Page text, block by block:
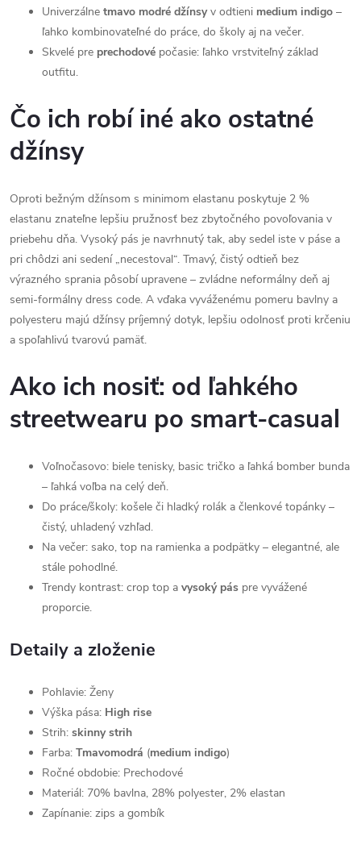
Univerzálne tmavo modré džínsyv odtieni medium indigo –
ľahko kombinovateľné do práce, do školy aj na večer.
Skvelé pre prechodové počasie: ľahko vrstviteľný základ
outfitu.
Čo ich robí iné ako ostatné
džínsy
Oproti bežným džínsom s minimom elastanu poskytuje 2 %
elastanu znateľne lepšiu pružnosť bez zbytočného povoľovania v
priebehu dňa. Vysoký pás je navrhnutý tak, aby sedel iste v páse a
pri chôdzi ani sedení „necestoval“. Tmavý, čistý odtieň bez
výrazného sprania pôsobí upravene – zvládne neformálny deň aj
semi-formálny dress code. A vďaka vyváženému pomeru bavlny a
polyesteru majú džínsy príjemný dotyk, lepšiu odolnosť proti krčeniu
a spoľahlivú tvarovú pamäť.
Ako ich nosiť: od ľahkého
streetwearu po smart-casual
Voľnočasovo: biele tenisky, basic tričko a ľahká bomber bunda
– ľahká voľba na celý deň.
Do práce/školy: košele či hladký rolák a členkové topánky –
čistý, uhladený vzhľad.
Na večer: sako, top na ramienka a podpätky – elegantné, ale
stále pohodlné.
Trendy kontrast: crop top a vysoký pás pre vyvážené
proporcie.
Detaily a zloženie
Pohlavie: Ženy
Výška pása: High rise
Strih: skinny strih
Farba: Tmavomodrá (medium indigo)
Ročné obdobie: Prechodové
Materiál: 70% bavlna, 28% polyester, 2% elastan
Zapínanie: zips a gombík